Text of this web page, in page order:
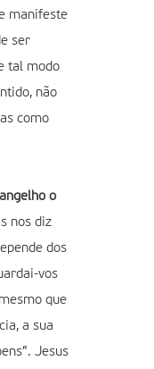
manifeste
ser
tal modo
não
como
o
nos diz
dos
vos
que
a sua
Jesus